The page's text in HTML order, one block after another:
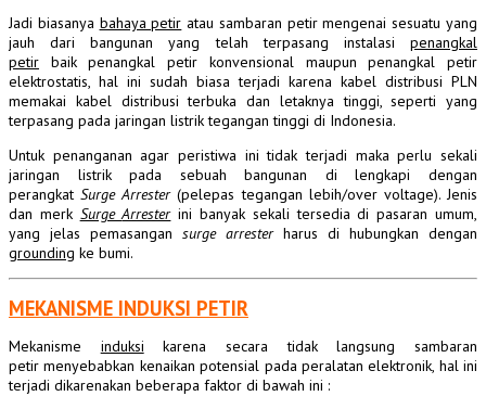
Jadi biasanya bahaya petir atau sambaran petir mengenai sesuatu yang
jauh dari bangunan yang telah terpasang instalasi penangkal
petir baikpenangkal petir konvensional maupun penangkal petir
elektrostatis, hal ini sudah biasa terjadi karena kabel distribusi PLN
memakai kabel distribusi terbuka dan letaknya tinggi, seperti yang
terpasang pada jaringan listrik tegangan tinggi di Indonesia.
Untuk penanganan agar peristiwa ini tidak terjadi maka perlu sekali
jaringan listrik pada sebuah bangunan di lengkapi dengan
perangkatSurgeArrester(pelepas tegangan lebih/over voltage). Jenis
dan merk SurgeArresterini banyak sekali tersedia di pasaran umum,
yang jelas pemasangan surge arresterharus di hubungkan dengan
grounding ke bumi.
MEKANISME INDUKSI PETIR
Mekanisme induksi karena secara tidak langsungsambaran
petir menyebabkan kenaikan potensial pada peralatan elektronik, hal ini
terjadi dikarenakan beberapa faktor di bawah ini :